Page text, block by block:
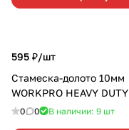
595 ₽/шт
Стамеска-долото 10мм
WORKPRO HEAVY DUTY
0 0 В наличии: 9 шт